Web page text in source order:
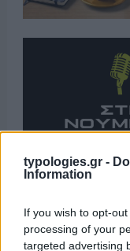
typologies.gr -
Information
If you wish to opt-
processing of your
targeted advertising
Η ΣΤΗΛΗ